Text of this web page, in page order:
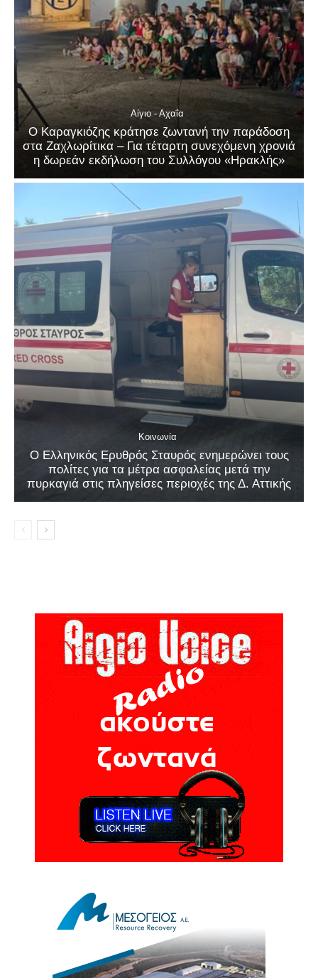
Αίγιο - Αχαΐα
Ο Καραγκιόζης κράτησε ζωντανή την παράδοση
στα Ζαχλωρίτικα – Για τέταρτη συνεχόμενη χρονιά
η δωρεάν εκδήλωση του Συλλόγου «Ηρακλής»
Κοινωνία
Ο Ελληνικός Ερυθρός Σταυρός ενημερώνει τους
πολίτες για τα μέτρα ασφαλείας μετά την
πυρκαγιά στις πληγείσες περιοχές της Δ. Αττικής